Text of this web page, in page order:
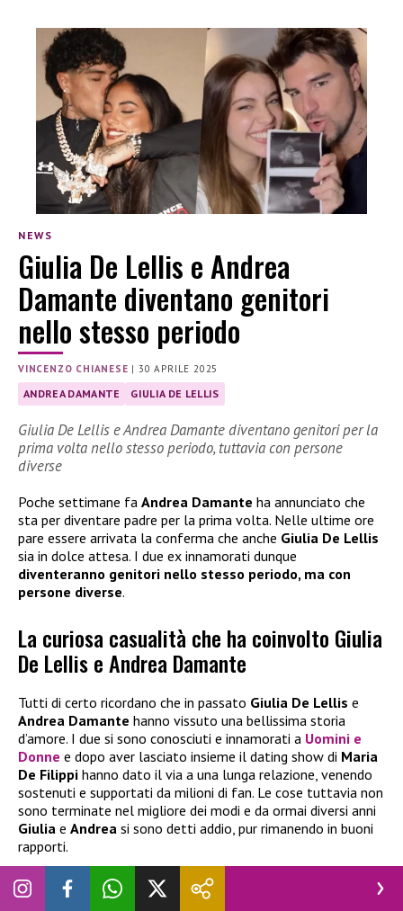
NEWS
Giulia De Lellis e Andrea
Damante diventano genitori
nello stesso periodo
VINCENZO CHIANESE |30 APRILE 2025
ANDREA DAMANTE GIULIA DE LELLIS
Giulia De Lellis e Andrea Damante diventano genitori per la
prima volta nello stesso periodo, tuttavia con persone
diverse
Poche settimane fa Andrea Damante ha annunciato che
sta per diventare padre per la prima volta. Nelle ultime ore
pare essere arrivata la conferma che anche Giulia De Lellis
sia in dolce attesa. I due ex innamorati dunque
diventeranno genitori nello stesso periodo, ma con
persone diverse.
La curiosa casualità che ha coinvolto Giulia
De Lellis e Andrea Damante
Tutti di certo ricordano che in passato Giulia De Lellis e
Andrea Damante hanno vissuto una bellissima storia
d’amore. I due si sono conosciuti e innamorati a Uomini e
Donne e dopo aver lasciato insieme il dating show di Maria
De Filippi hanno dato il via a una lunga relazione, venendo
sostenuti e supportati da milioni di fan. Le cose tuttavia non
sono terminate nel migliore dei modi e da ormai diversi anni
Giulia e Andrea si sono detti addio, pur rimanendo in buoni
rapporti.